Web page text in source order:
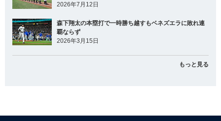
2026年7月12日
森下翔太の本塁打で一時勝ち越すもベネズエラに敗れ連
覇ならず
2026年3月15日
もっと見る